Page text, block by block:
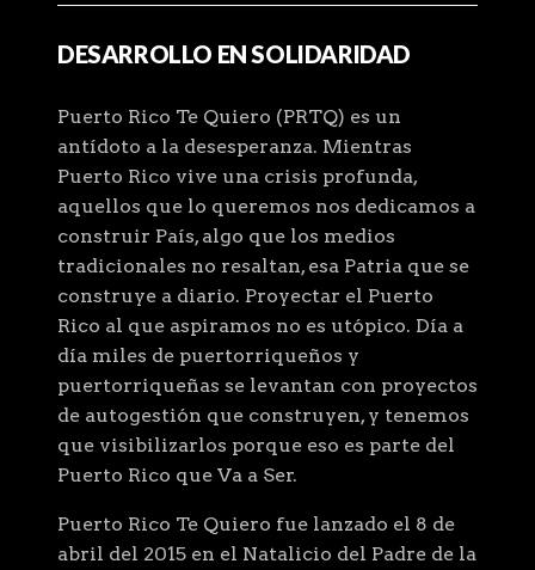
DESARROLLO EN SOLIDARIDAD
Puerto Rico Te Quiero (PRTQ) es un
antídoto a la desesperanza. Mientras
Puerto Rico vive una crisis profunda,
aquellos que lo queremos nos dedicamos a
construir País, algo que los medios
tradicionales no resaltan, esa Patria que se
construye a diario. Proyectar el Puerto
Rico al que aspiramos no es utópico. Día a
día miles de puertorriqueños y
puertorriqueñas se levantan con proyectos
de autogestión que construyen, y tenemos
que visibilizarlos porque eso es parte del
Puerto Rico que Va a Ser.
Puerto Rico Te Quiero fue lanzado el 8 de
abril del 2015 en el Natalicio del Padre de la